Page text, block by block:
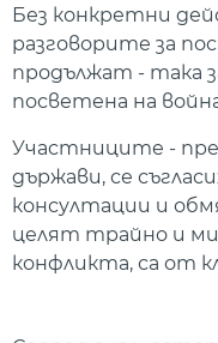
Без конкретни
разговорите за
продължат - така
посветена на
Участниците -
държави, се
консултации и
целят трайно и
конфликта, са от